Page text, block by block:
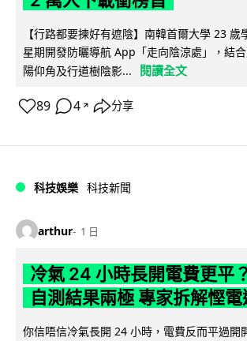
【行路都要揀好有遮陰】南韓首爾大學 23
星期開發防曬導航 App「走向陰涼處」，結
陽仰角及行道樹陰影...
閱讀全文
89 4 ↗ 分享
科技娛樂 科技新聞
arthur 1 日
冷氣 24 小時長開電費更平
自測結果兩極 專家拆解慳電
你信唔信冷氣長開 24 小時，電費反而平過開